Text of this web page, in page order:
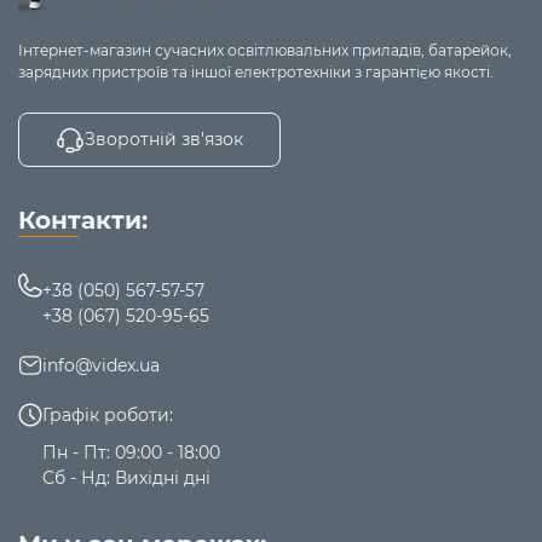
слух та термін служби пристрою.
3. Не піддавайте механічним пошкодженням і не
Гарантійний термін виробу
Інтернет-магазин сучасних освітлювальних приладів, батарейок,
зарядних пристроїв та іншої електротехніки з гарантією якості.
Зворотній зв’язок
Контакти:
+38 (050) 567-57-57
+38 (067) 520-95-65
info@videx.ua
Графік роботи:
Пн - Пт: 09:00 - 18:00
Сб - Нд: Вихідні дні